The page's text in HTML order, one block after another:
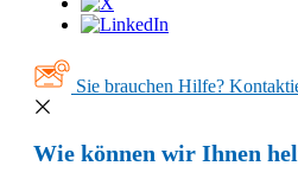
Sie brauchen Hilfe?
Wie können wir Ihnen